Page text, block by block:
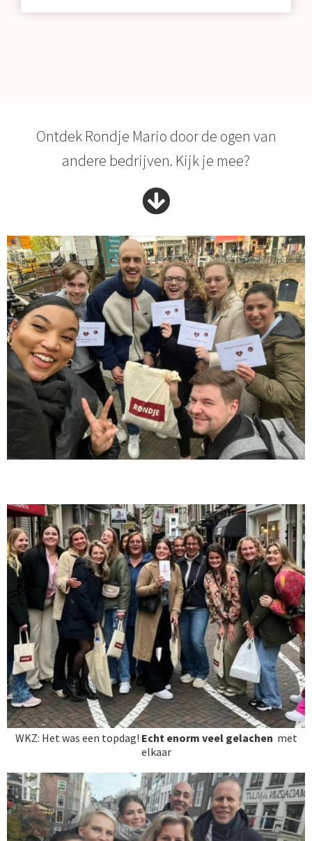
Ontdek Rondje Mario door de ogen van
andere bedrijven. Kijk je mee?
WKZ: Het was een topdag! Echt enorm veel gelachen met
elkaar